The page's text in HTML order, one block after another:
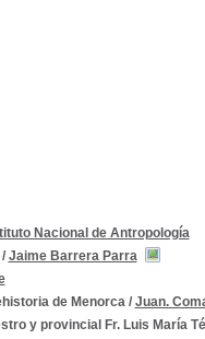
Nacional de Antropología
/ Jaime Barrera Parra
de Menorca/ Juan.
y provincial Fr. Luis María